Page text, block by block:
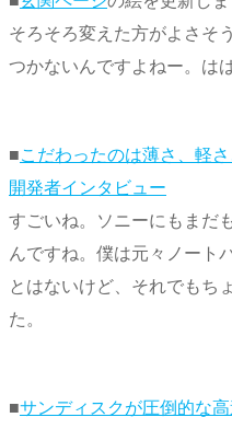
そろそろ変えた方がよさそ
つかないんですよねー。はは
■こだわったのは薄さ、軽
開発者インタビュー
すごいね。ソニーにもまだ
んですね。僕は元々ノート
とはないけど、それでもち
た。
■サンディスクが圧倒的な